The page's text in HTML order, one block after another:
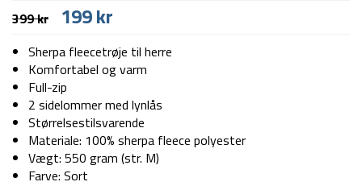
399kr Den
oprindelige
pris
var:
399 kr.
199kr
pris
er:
199 kr.
Sherpa fleecetrøje til herre
Komfortabel og varm
Full-zip
2 sidelommer med lynlås
Størrelsestilsvarende
Materiale: 100% sherpa fleece polyester
Vægt: 550 gram (str. M)
Farve: Sort